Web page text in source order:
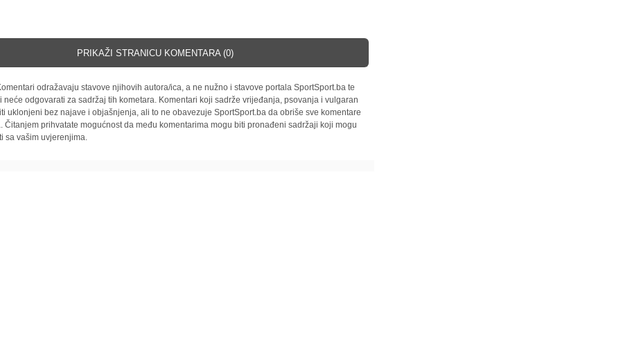
PRIKAŽI STRANICU KOMENTARA (0)
odražavaju stavove njihovih autora/ica, a ne nužno i stavove portala SportSport.ba te
neće odgovarati za sadržaj tih kometara. Komentari koji sadrže vrijeđanja, psovanja i vulgaran
uklonjeni bez najave i objašnjenja, ali to ne obavezuje SportSport.ba da obriše sve komentare
Čitanjem prihvatate mogućnost da među komentarima mogu biti pronađeni sadržaji koji mogu
sa vašim uvjerenjima.